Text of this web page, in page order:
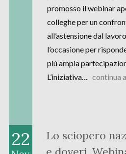
promosso il webinar
colleghe per un
all’astensione dal
l’occasione per
più ampia
L’iniziativa… continua
Lo sciopero
22